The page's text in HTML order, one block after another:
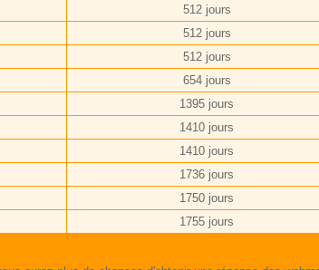
512 jours
512 jours
512 jours
654 jours
1395 jours
1410 jours
1410 jours
1736 jours
1750 jours
1755 jours